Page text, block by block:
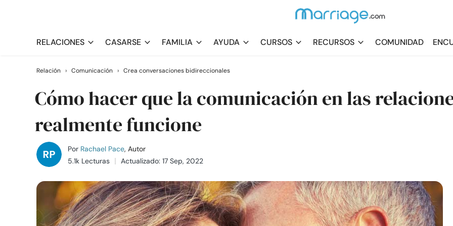
RELACIONES CASARSE FAMILIA AYUDA CURSOS RECURSOS COMUNIDAD
Relación › Comunicación › Crea conversaciones bidireccionales
Cómo hacer que la comunicación en las
realmente funcione
Por Rachael Pace, Autor
5.1k Lecturas
Actualizado: 17 Sep, 2022